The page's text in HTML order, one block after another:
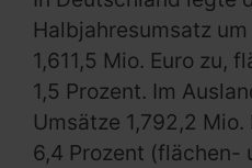
Halbjahresumsatz
1,611,5 Mio. Euro zu,
1,5 Prozent. Im
Umsätze 1,792,2 Mio.
6,4 Prozent (flächen-